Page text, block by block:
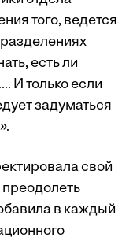
того, ведется
есть ли
И только если
задуматься
свой
в каждый